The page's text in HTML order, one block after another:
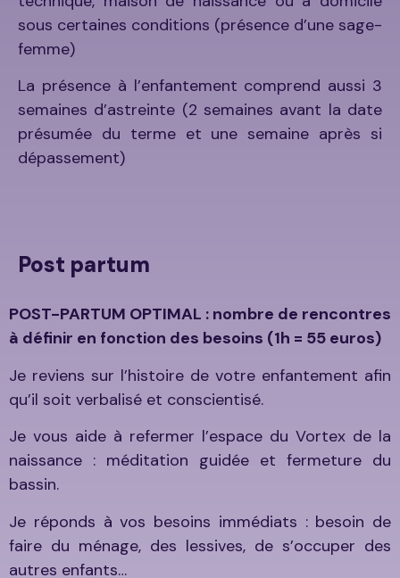
sous certaines conditions (présence d’une sage-
femme)
La présence à l’enfantement comprend aussi 3
semaines d’astreinte (2 semaines avant la date
présumée du terme et une semaine après si
dépassement)
Post partum
POST-PARTUM OPTIMAL : nombre de rencontres
à définir en fonction des besoins (1h = 55 euros)
Je reviens sur l’histoire de votre enfantement afin
qu’il soit verbalisé et conscientisé.
Je vous aide à refermer l’espace du Vortex de la
naissance : méditation guidée et fermeture du
bassin.
Je réponds à vos besoins immédiats : besoin de
faire du ménage, des lessives, de s’occuper des
autres enfants…